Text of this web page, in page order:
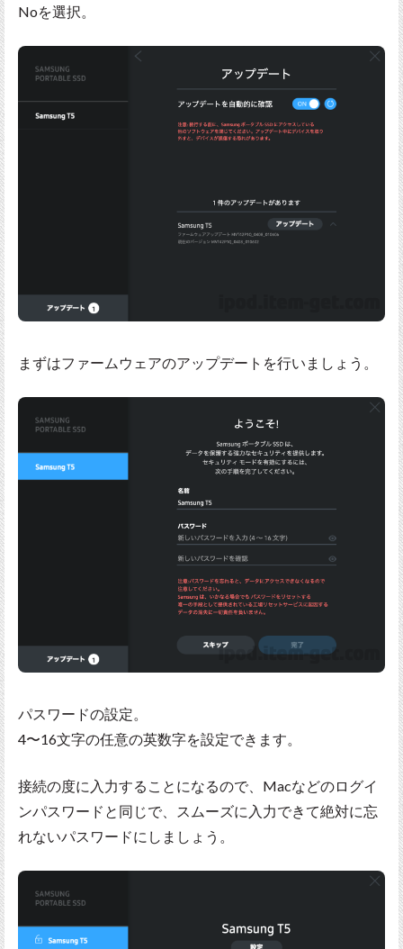
Noを選択。
まずはファームウェアのアップデートを行いましょう。
パスワードの設定。
4〜16文字の任意の英数字を設定できます。
接続の度に入力することになるので、Macなどのログイ
ンパスワードと同じで、スムーズに入力できて絶対に忘
れないパスワードにしましょう。